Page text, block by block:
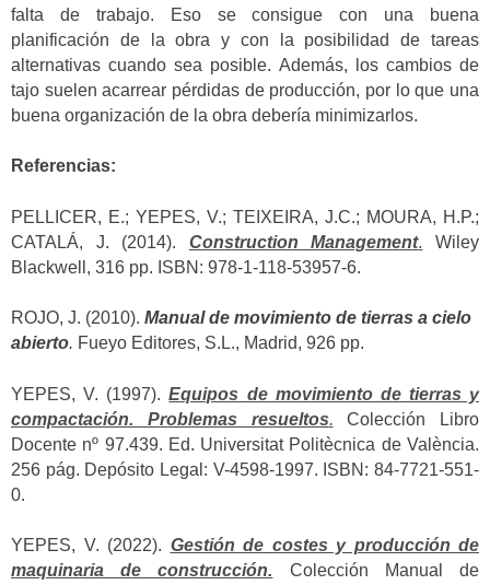
falta de trabajo. Eso se consigue con una buena
planificación de la obra y con la posibilidad de tareas
alternativas cuando sea posible. Además, los cambios de
tajo suelen acarrear pérdidas de producción, por lo que una
buena organización de la obra debería minimizarlos.
Referencias:
PELLICER, E.; YEPES, V.; TEIXEIRA, J.C.; MOURA, H.P.;
CATALÁ, J. (2014). Construction Management. Wiley
Blackwell, 316 pp. ISBN: 978-1-118-53957-6.
ROJO, J. (2010). Manual de movimiento de tierras a cielo
abierto. Fueyo Editores, S.L., Madrid, 926 pp.
YEPES, V. (1997).Equipos de movimiento de tierras y
compactación. Problemas resueltos. Colección Libro
Docente nº 97.439. Ed. Universitat Politècnica de València.
256 pág. Depósito Legal: V-4598-1997. ISBN: 84-7721-551-
0.
YEPES, V. (2022). Gestión de costes y producción de
maquinaria de construcción. Colección Manual de